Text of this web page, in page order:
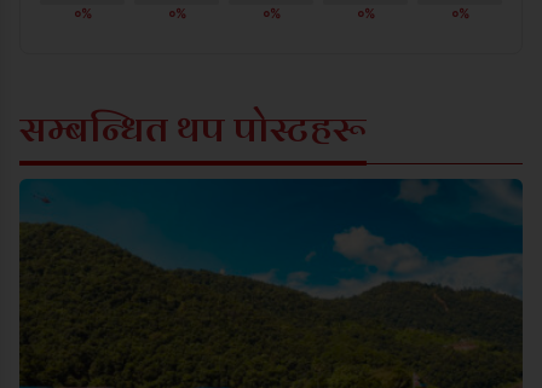
०% ०% ०% ०% ०%
सम्बन्धित थप पोस्टहरू